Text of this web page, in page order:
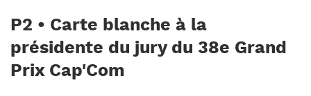
P2 • Carte blanche à la
présidente du jury du 38e Grand
Prix Cap'Com